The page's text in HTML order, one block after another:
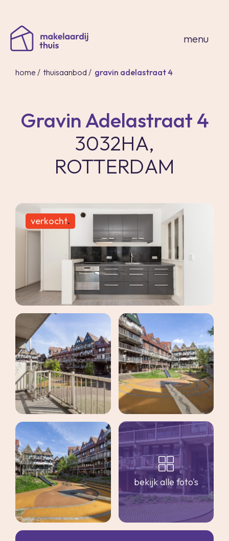
menu
sluiten
home
thuisaanbod
over ons
contact
inloggen
maak een afspraak
home / thuisaanbod / gravin adelastraat 4
Gravin Adelastraat 4
3032HA,
ROTTERDAM
verkocht.
bekijk alle foto's